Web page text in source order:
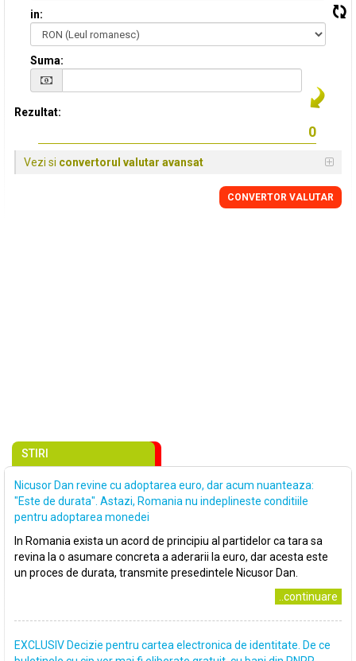
in:
Suma:
Rezultat:
Vezi si convertorul valutar avansat
CONVERTOR VALUTAR
STIRI
Nicusor Dan revine cu adoptarea euro, dar acum nuanteaza:
"Este de durata". Astazi, Romania nu indeplineste conditiile
pentru adoptarea monedei
In Romania exista un acord de principiu al partidelor ca tara sa
revina la o asumare concreta a aderarii la euro, dar acesta este
un proces de durata, transmite presedintele Nicusor Dan.
..continuare
EXCLUSIV Decizie pentru cartea electronica de identitate. De ce